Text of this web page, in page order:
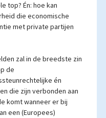
top? Én: hoe kan
die economische
met private partijen
zal in de breedste zin
de
én
die zijn verbonden aan
komt wanneer er bij
een (Europees)